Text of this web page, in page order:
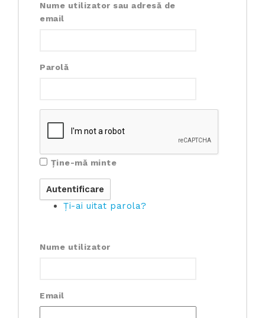
Nume utilizator sau adresă de
email
Parolă
Ține-mă minte
Ți-ai uitat parola?
Nume utilizator
Email